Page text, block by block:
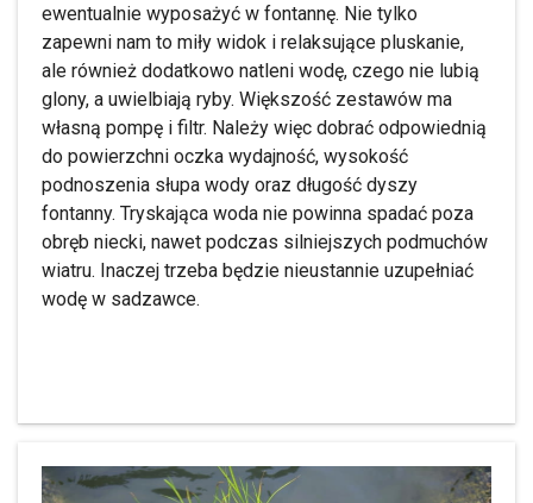
ewentualnie wyposażyć w fontannę. Nie tylko
zapewni nam to miły widok i relaksujące pluskanie,
ale również dodatkowo natleni wodę, czego nie lubią
glony, a uwielbiają ryby. Większość zestawów ma
własną pompę i filtr. Należy więc dobrać odpowiednią
do powierzchni oczka wydajność, wysokość
podnoszenia słupa wody oraz długość dyszy
fontanny. Tryskająca woda nie powinna spadać poza
obręb niecki, nawet podczas silniejszych podmuchów
wiatru. Inaczej trzeba będzie nieustannie uzupełniać
wodę w sadzawce.